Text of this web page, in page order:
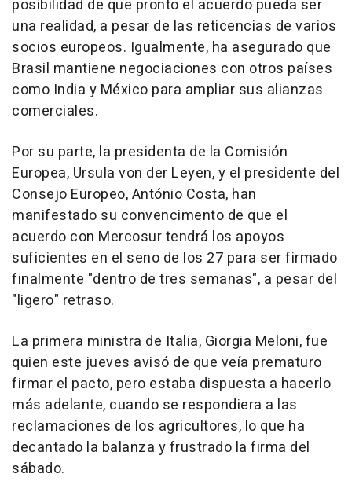
posibilidad de que pronto el acuerdo pueda ser
una realidad, a pesar de las reticencias de varios
socios europeos. Igualmente, ha asegurado que
Brasil mantiene negociaciones con otros países
como India y México para ampliar sus alianzas
comerciales.
Por su parte, la presidenta de la Comisión
Europea, Ursula von der Leyen, y el presidente del
Consejo Europeo, António Costa, han
manifestado su convencimento de que el
acuerdo con Mercosur tendrá los apoyos
suficientes en el seno de los 27 para ser firmado
finalmente "dentro de tres semanas", a pesar del
"ligero" retraso.
La primera ministra de Italia, Giorgia Meloni, fue
quien este jueves avisó de que veía prematuro
firmar el pacto, pero estaba dispuesta a hacerlo
más adelante, cuando se respondiera a las
reclamaciones de los agricultores, lo que ha
decantado la balanza y frustrado la firma del
sábado.